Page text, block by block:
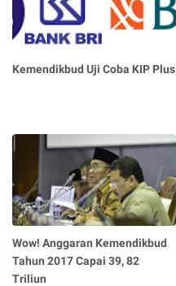
Kemendikbud Uji Coba KIP Plus
Wow! Anggaran Kemendikbud
Tahun 2017 Capai 39, 82
Triliun